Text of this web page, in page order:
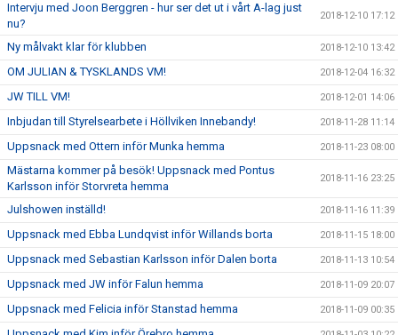
Intervju med Joon Berggren - hur ser det ut i vårt A-lag just
nu?
2018-12-10 17:12
Ny målvakt klar för klubben 2018-12-10 13:42
OM JULIAN & TYSKLANDS VM! 2018-12-04 16:32
JW TILL VM! 2018-12-01 14:06
Inbjudan till Styrelsearbete i Höllviken Innebandy! 2018-11-28 11:14
Uppsnack med Ottern inför Munka hemma 2018-11-23 08:00
Mästarna kommer på besök! Uppsnack med Pontus
Karlsson inför Storvreta hemma
2018-11-16 23:25
Julshowen inställd! 2018-11-16 11:39
Uppsnack med Ebba Lundqvist inför Willands borta 2018-11-15 18:00
Uppsnack med Sebastian Karlsson inför Dalen borta 2018-11-13 10:54
Uppsnack med JW inför Falun hemma 2018-11-09 20:07
Uppsnack med Felicia inför Stanstad hemma 2018-11-09 00:35